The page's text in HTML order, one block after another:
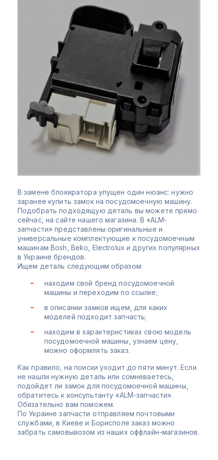
В замене блокиратора упущен один нюанс: нужно
заранее купить замок на посудомоечную машину.
Подобрать подходящую деталь вы можете прямо
сейчас, на сайте нашего магазина. В «ALM-
запчасти» представлены оригинальные и
универсальные комплектующие к посудомоечным
машинам Bosh, Beko, Electrolux и других популярных
в Украине брендов.
Ищем деталь следующим образом:
находим свой бренд посудомоечной
машины и переходим по ссылке;
в описании замков ищем, для каких
моделей подходит запчасть;
находим в характеристиках свою модель
посудомоечной машины, узнаем цену,
можно оформлять заказ.
Как правило, на поиски уходит до пяти минут. Если
не нашли нужную деталь или сомневаетесь,
подойдет ли замок для посудомоечной машины,
обратитесь к консультанту «ALM-запчасти».
Обязательно вам поможем.
По Украине запчасти отправляем почтовыми
службами, в Киеве и Борисполе заказ можно
забрать самовывозом из наших оффлайн-магазинов.